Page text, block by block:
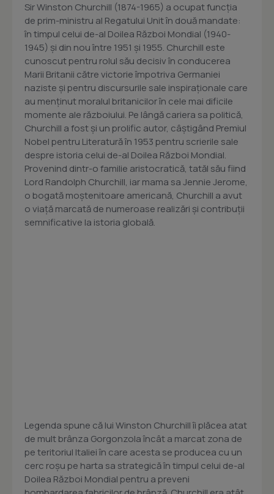
Sir Winston Churchill (1874-1965) a ocupat funcția
de prim-ministru al Regatului Unit în două mandate:
în timpul celui de-al Doilea Război Mondial (1940-
1945) și din nou între 1951 și 1955. Churchill este
cunoscut pentru rolul său decisiv în conducerea
Marii Britanii către victorie împotriva Germaniei
naziste și pentru discursurile sale inspiraționale care
au menținut moralul britanicilor în cele mai dificile
momente ale războiului​. Pe lângă cariera sa politică,
Churchill a fost și un prolific autor, câștigând Premiul
Nobel pentru Literatură în 1953 pentru scrierile sale
despre istoria celui de-al Doilea Război Mondial.
Provenind dintr-o familie aristocratică, tatăl său fiind
Lord Randolph Churchill, iar mama sa Jennie Jerome,
o bogată moștenitoare americană, Churchill a avut
o viață marcată de numeroase realizări și contribuții
semnificative la istoria globală.​
Legenda spune că lui Winston Churchill îi plăcea atat
de mult brânza Gorgonzola încât a marcat zona de
pe teritoriul Italiei în care acesta se producea cu un
cerc roșu pe harta sa strategică în timpul celui de-al
Doilea Război Mondial pentru a preveni